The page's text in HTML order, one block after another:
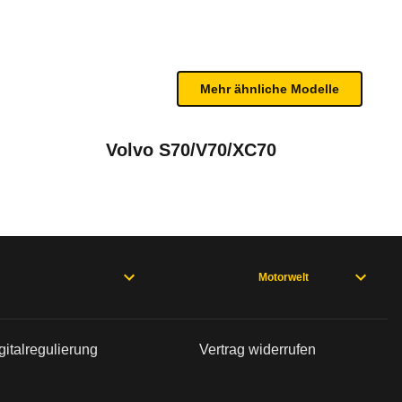
sind, entnehmen Sie bitte dem Rückruf, da
und MB) 10/95 bis 05/96
Volvo S70/V70/XC70
Mehr ähnliche Modelle
Motorwelt
Vertrag widerrufen